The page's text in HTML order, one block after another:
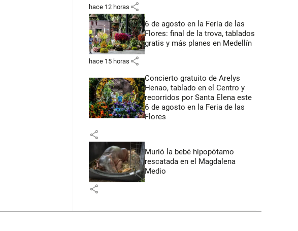
hace 12 horas share
6 de agosto en la Feria de las
Flores: final de la trova, tablados
gratis y más planes en Medellín
hace 15 horas share
Concierto gratuito de Arelys
Henao, tablado en el Centro y
recorridos por Santa Elena este
6 de agosto en la Feria de las
Flores
share
Murió la bebé hipopótamo
rescatada en el Magdalena
Medio
share